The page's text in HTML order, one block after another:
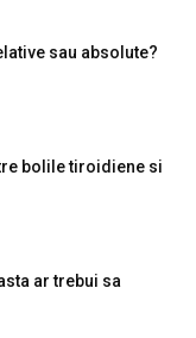
sau absolute?
bolile tiroidiene si
ar trebui sa